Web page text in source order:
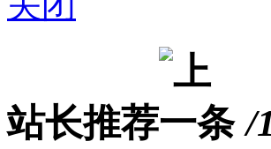
站长推荐 /1